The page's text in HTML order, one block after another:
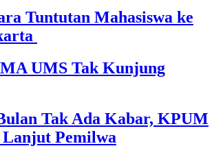
Tuntutan Mahasiswa ke
UMS Tak Kunjung
Tak Ada Kabar, KPUM
Pemilwa